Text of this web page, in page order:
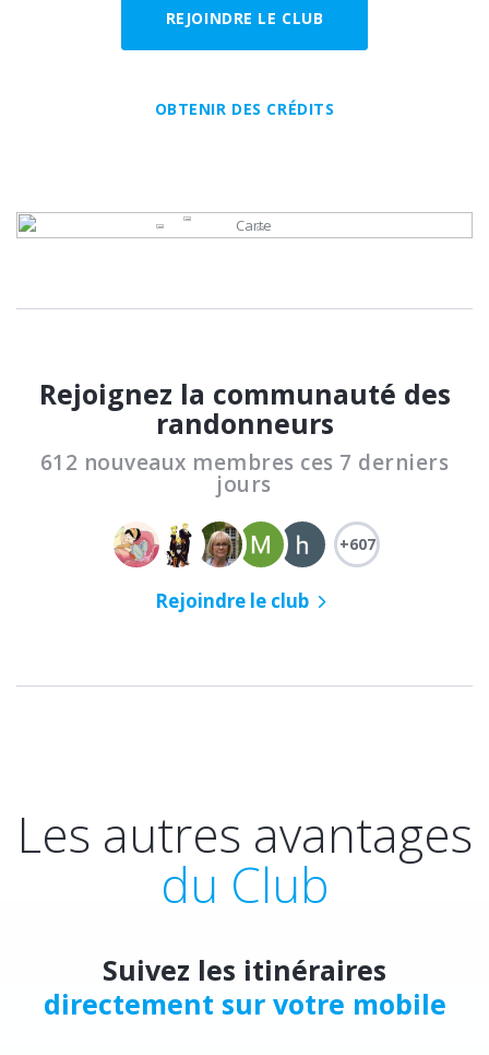
REJOINDRE LE CLUB
OBTENIR DES CRÉDITS
Rejoignez la communauté des
randonneurs
612 nouveaux membres ces 7 derniers
jours
+607
Rejoindre le club
Les autres avantages
du Club
Suivez les itinéraires
directement sur votre mobile